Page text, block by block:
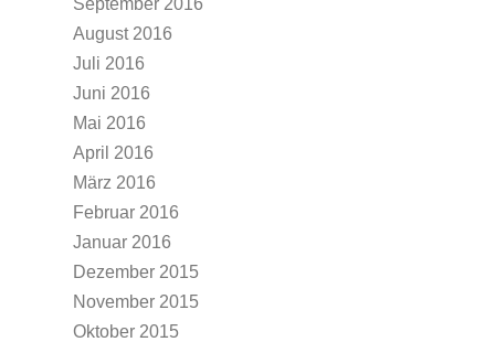
September 2016
August 2016
Juli 2016
Juni 2016
Mai 2016
April 2016
März 2016
Februar 2016
Januar 2016
Dezember 2015
November 2015
Oktober 2015